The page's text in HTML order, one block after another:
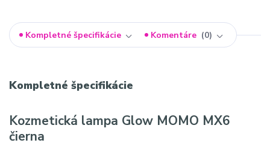
Kompletné špecifikácie Komentáre 0
Kompletné špecifikácie
Kozmetická lampa Glow MOMO MX6
čierna